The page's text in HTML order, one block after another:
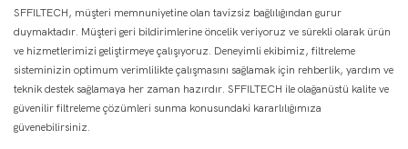
SFFILTECH, müşteri memnuniyetine olan tavizsiz bağlılığından gurur
duymaktadır. Müşteri geri bildirimlerine öncelik veriyoruz ve sürekli olarak ürün
ve hizmetlerimizi geliştirmeye çalışıyoruz. Deneyimli ekibimiz, filtreleme
sisteminizin optimum verimlilikte çalışmasını sağlamak için rehberlik, yardım ve
teknik destek sağlamaya her zaman hazırdır. SFFILTECH ile olağanüstü kalite ve
güvenilir filtreleme çözümleri sunma konusundaki kararlılığımıza
güvenebilirsiniz.